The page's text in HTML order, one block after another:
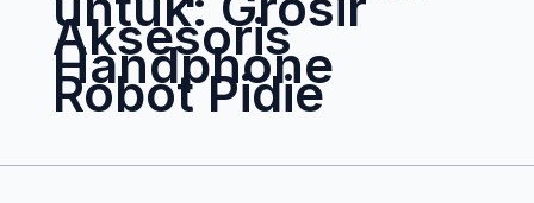
Aksesoris
Handphone
Robot Pidie